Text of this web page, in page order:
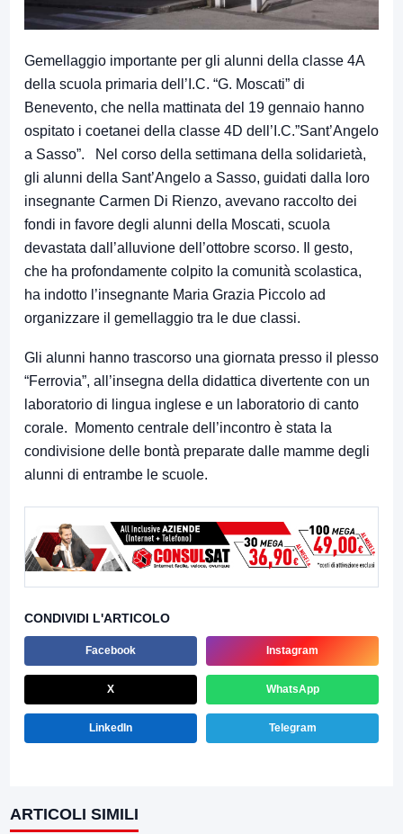
Gemellaggio importante per gli alunni della classe 4A
della scuola primaria dell’I.C. “G. Moscati” di
Benevento, che nella mattinata del 19 gennaio hanno
ospitato i coetanei della classe 4D dell’I.C.”Sant’Angelo
a Sasso”. Nel corso della settimana della solidarietà,
gli alunni della Sant’Angelo a Sasso, guidati dalla loro
insegnante Carmen Di Rienzo, avevano raccolto dei
fondi in favore degli alunni della Moscati, scuola
devastata dall’alluvione dell’ottobre scorso. Il gesto,
che ha profondamente colpito la comunità scolastica,
ha indotto l’insegnante Maria Grazia Piccolo ad
organizzare il gemellaggio tra le due classi.
Gli alunni hanno trascorso una giornata presso il plesso
“Ferrovia”, all’insegna della didattica divertente con un
laboratorio di lingua inglese e un laboratorio di canto
corale. Momento centrale dell’incontro è stata la
condivisione delle bontà preparate dalle mamme degli
alunni di entrambe le scuole.
CONDIVIDI L'ARTICOLO
Facebook Instagram
X WhatsApp
LinkedIn Telegram
ARTICOLI SIMILI